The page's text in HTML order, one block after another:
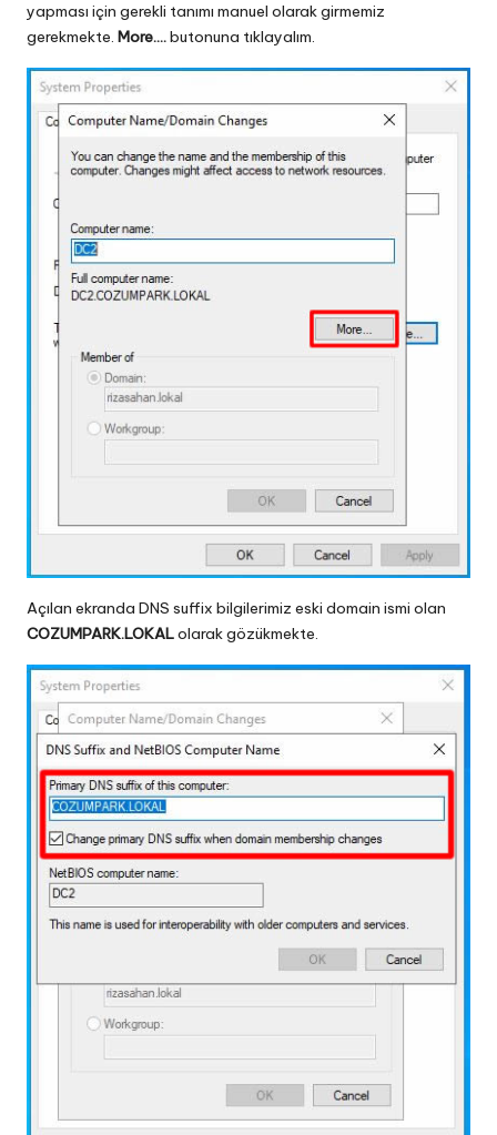
yapması için gerekli tanımı manuel olarak girmemiz
gerekmekte. More….butonuna tıklayalım.
Açılan ekranda DNS suffix bilgilerimiz eski domain ismi olan
COZUMPARK.LOKALolarak gözükmekte.